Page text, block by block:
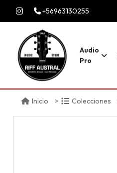
+56963130255
Audio
Pro
Inicio Colecciones